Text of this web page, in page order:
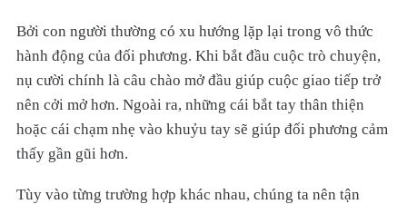
Bởi con người thường có xu hướng lặp lại trong vô thức
hành động của đối phương. Khi bắt đầu cuộc trò chuyện,
nụ cười chính là câu chào mở đầu giúp cuộc giao tiếp trở
nên cởi mở hơn. Ngoài ra, những cái bắt tay thân thiện
hoặc cái chạm nhẹ vào khuỷu tay sẽ giúp đối phương cảm
thấy gần gũi hơn.
Tùy vào từng trường hợp khác nhau, chúng ta nên tận